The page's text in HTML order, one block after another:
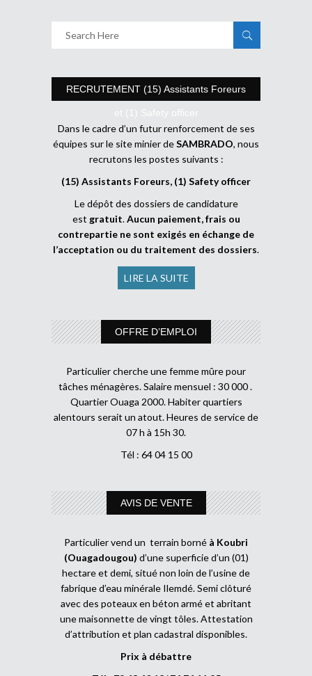
RECRUTEMENT (15) Assistants Foreurs
et (1) Safety officer
Dans le cadre d’un futur renforcement de ses
équipes sur le site minier deSAMBRADO, nous
recrutons les postes suivants :
(15) Assistants Foreurs, (1) Safety officer
Le dépôt des dossiers de candidature
est gratuit.Aucun paiement, frais ou
contrepartie ne sont exigés en échange de
l’acceptation ou du traitement des dossiers.
LIRE LA SUITE
OFFRE D’EMPLOI
Particulier cherche une femme mûre pour
tâches ménagères. Salaire mensuel : 30 000 .
Quartier Ouaga 2000. Habiter quartiers
alentours serait un atout. Heures de service de
07 h à 15h 30.
Tél : 64 04 15 00
AVIS DE VENTE
Particulier vend un terrain borné à Koubri
(Ouagadougou) d’une superficie d’un (01)
hectare et demi, situé non loin de l’usine de
fabrique d’eau minérale Ilemdé. Semi clôturé
avec des poteaux en béton armé et abritant
une maisonnette de vingt tôles. Attestation
d’attribution et plan cadastral disponibles.
Prix à débattre